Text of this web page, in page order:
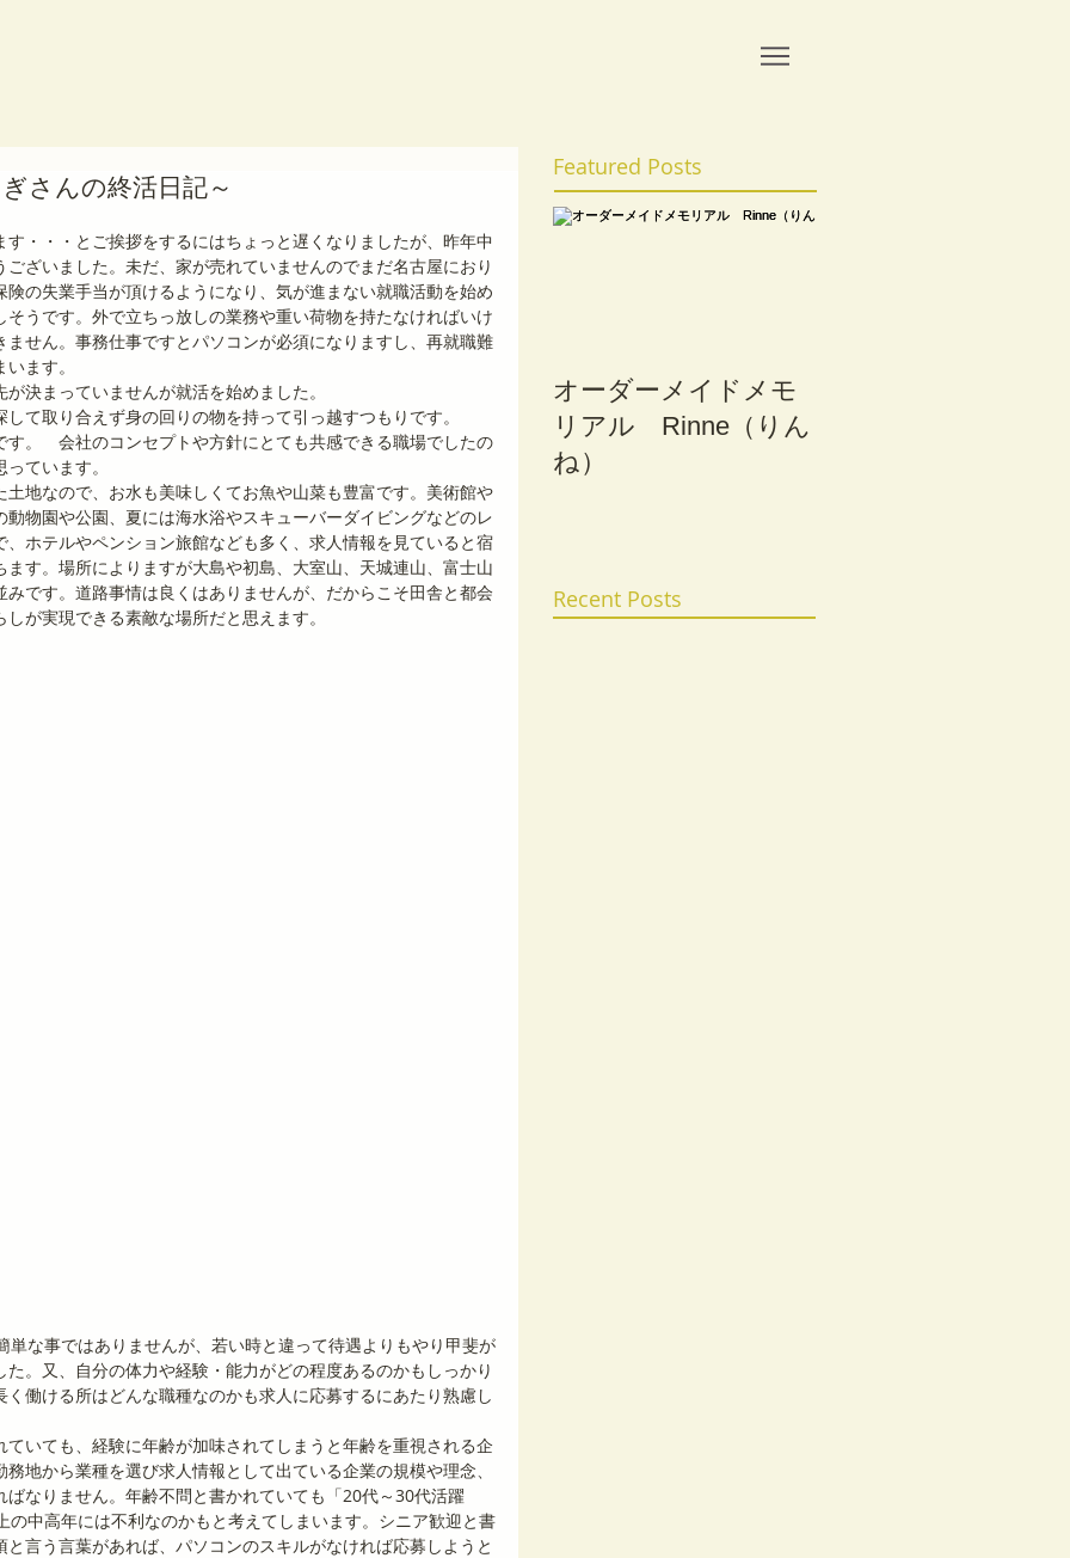
さんの終活日記～
・・・とご挨拶をするにはちょっと遅くなりましたが、昨年中
ざいました。未だ、家が売れていませんのでまだ名古屋におり
の失業手当が頂けるようになり、気が進まない就職活動を始め
うです。外で立ちっ放しの業務や重い荷物を持たなければいけ
せん。事務仕事ですとパソコンが必須になりますし、再就職難
います。
決まっていませんが就活を始めました。
て取り合えず身の回りの物を持って引っ越すつもりです。
。　会社のコンセプトや方針にとても共感できる職場でしたの
ています。
地なので、お水も美味しくてお魚や山菜も豊富です。美術館や
物園や公園、夏には海水浴やスキューバーダイビングなどのレ
ホテルやペンション旅館なども多く、求人情報を見ていると宿
す。場所によりますが大島や初島、大室山、天城連山、富士山
です。道路事情は良くはありませんが、だからこそ田舎と都会
しが実現できる素敵な場所だと思えます。
単な事ではありませんが、若い時と違って待遇よりもやり甲斐が
。又、自分の体力や経験・能力がどの程度あるのかもしっかり
働ける所はどんな職種なのかも求人に応募するにあたり熟慮し
いても、経験に年齢が加味されてしまうと年齢を重視される企
地から業種を選び求人情報として出ている企業の規模や理念、
なりません。年齢不問と書かれていても「20代～30代活躍
の中高年には不利なのかもと考えてしまいます。シニア歓迎と書
言う言葉があれば、パソコンのスキルがなければ応募しようと
Featured Posts
オーダーメイドメモ
リアル Rinne（りん
ね）
Recent Posts